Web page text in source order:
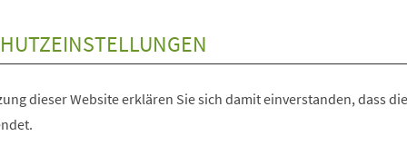
dieser Website erklären Sie sich damit einverstanden, dass